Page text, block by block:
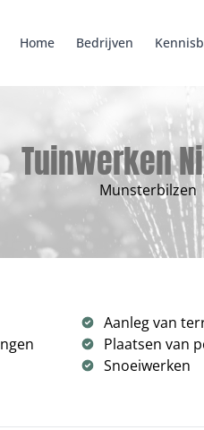
Home Bedrijven
Tuinwerken
Munsterbilzen
Aanleg van
Plaatsen van
Snoeiwerken